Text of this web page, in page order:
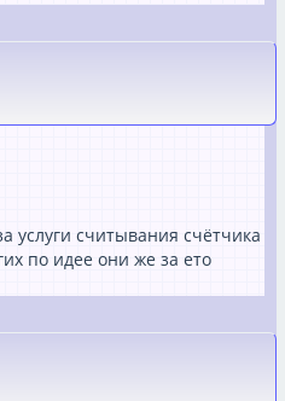
услуги считывания счётчика
по идее они же за ето